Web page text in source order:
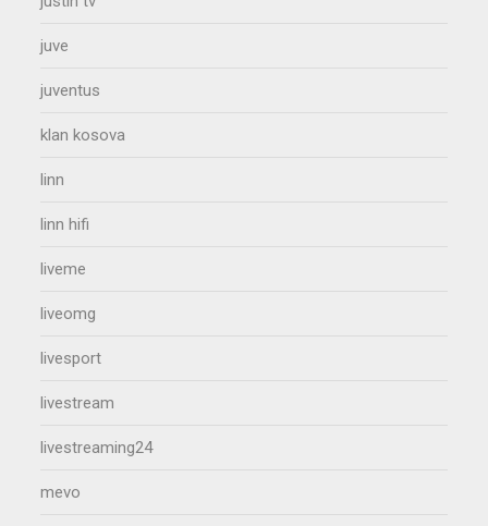
juve
juventus
klan kosova
linn
linn hifi
liveme
liveomg
livesport
livestream
livestreaming24
mevo